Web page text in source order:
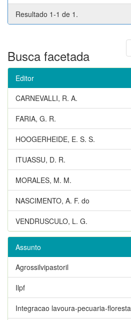
Resultado 1-1 de 1.
Busca facetada
Editor
CARNEVALLI, R. A.
FARIA, G. R.
HOOGERHEIDE, E. S. S.
ITUASSU, D. R.
MORALES, M. M.
NASCIMENTO, A. F. do
VENDRUSCULO, L. G.
Assunto
Agrossilvipastoril
Ilpf
Integracao lavoura-pecuaria-floresta